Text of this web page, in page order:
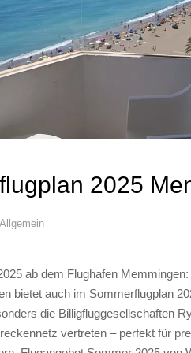
2025
Allgemein
ab dem Flughafen
bietet auch im Sommerflugplan
die Billigfluggesellschaften
vertreten – perfekt für